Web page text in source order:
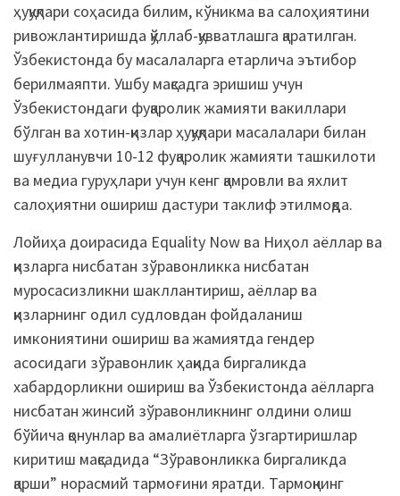
ҳуқуқлари соҳасида билим, кўникма ва салоҳиятини
ривожлантиришда қўллаб-қувватлашга қаратилган.
Ўзбекистонда бу масалаларга етарлича эътибор
берилмаяпти. Ушбу мақсадга эришиш учун
Ўзбекистондаги фуқаролик жамияти вакиллари
бўлган ва хотин-қизлар ҳуқуқлари масалалари билан
шуғулланувчи 10-12 фуқаролик жамияти ташкилоти
ва медиа гуруҳлари учун кенг қамровли ва яхлит
салоҳиятни ошириш дастури таклиф этилмоқда.
Лойиҳа доирасида Equality Now ва Ниҳол аёллар ва
қизларга нисбатан зўравонликка нисбатан
муросасизликни шакллантириш, аёллар ва
қизларнинг одил судловдан фойдаланиш
имкониятини ошириш ва жамиятда гендер
асосидаги зўравонлик ҳақида биргаликда
хабардорликни ошириш ва Ўзбекистонда аёлларга
нисбатан жинсий зўравонликнинг олдини олиш
бўйича қонунлар ва амалиётларга ўзгартиришлар
киритиш мақсадида “Зўравонликка биргаликда
қарши” норасмий тармоғини яратди. Тармоқнинг